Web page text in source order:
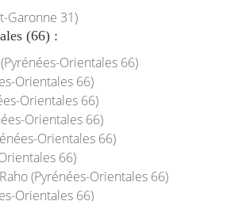
Garonne 31)
(66) :
Orientales 66)
Orientales 66)
Orientales 66)
Orientales 66)
Orientales 66)
66)
(Pyrénées-Orientales 66)
Orientales 66)